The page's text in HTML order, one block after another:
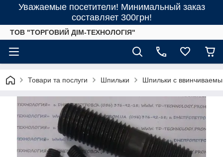
Уважаемые посетители! Минимальный заказ
составляет 300грн!
ТОВ "ТОРГОВИЙ ДІМ-ТЕХНОЛОГІЯ"
Товари та послуги Шпильки Шпильки с